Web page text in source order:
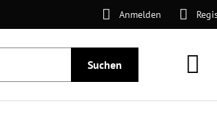
Anmelden
Suchen